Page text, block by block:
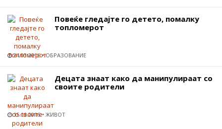
Повеќе гледајте го детето, помалку
топломерот
24.03.2016 ОБРАЗОВАНИЕ
Децата знаат како да манипулираат со
своите родители
15.11.2016 ЖИВОТ